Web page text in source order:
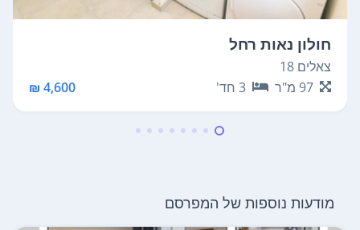
חולון נאות רחל
צאלים 18
97 מ"ר 3 חד' 4,600 ₪
מודעות נוספות של המפרסם